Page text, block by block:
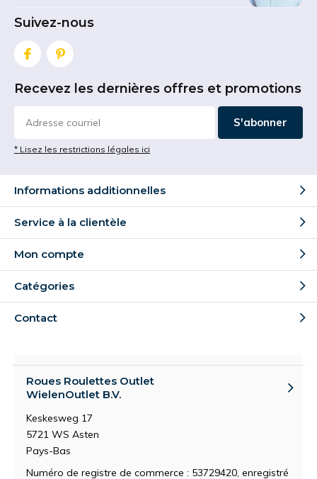
Suivez-nous
Recevez les dernières offres et promotions
S'abonner
* Lisez les restrictions légales ici
Informations additionnelles
Service à la clientèle
Mon compte
Catégories
Contact
Roues Roulettes Outlet
WielenOutlet B.V.
Keskesweg 17
5721 WS Asten
Pays-Bas
Numéro de registre de commerce : 53729420, enregistré